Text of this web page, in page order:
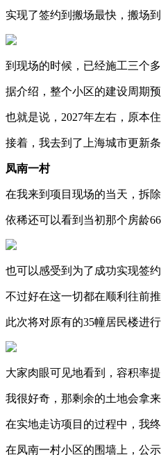
实现了签约到搬场最快，搬场
到现场的时候，已经施工三个
据介绍，整个小区的建设周期
也就是说，2027年左右，原本
接着，我去到了上海城市更新
凤南一村
在我来到项目现场的当天，拆
依稀还可以看到当初那个房龄
也可以感受到为了成功实现签
不过好在这一切都在顺利往前
此次将对原有的35幢居民楼进
大家肉眼可见地看到，容积率
我很好奇，那剩余的土地会拿
在实地走访项目的过程中，我
在凤南一村小区的围墙上，公